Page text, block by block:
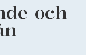
och